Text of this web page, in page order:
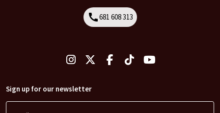
call Call
681 608 313
Sign up for our newsletter